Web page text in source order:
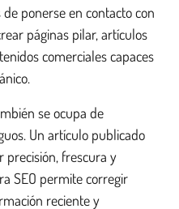
ponerse en contacto con
páginas pilar, artículos
comerciales capaces
se ocupa de
Un artículo publicado
precisión, frescura y
SEO permite corregir
reciente y